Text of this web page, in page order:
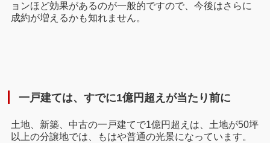
ョンほど効果があるのが一般的ですので、今後はさらに
成約が増えるかも知れません。
一戸建ては、すでに1億円超えが当たり前に
土地、新築、中古の一戸建てで1億円超えは、土地が50坪
以上の分譲地では、もはや普通の光景になっています。